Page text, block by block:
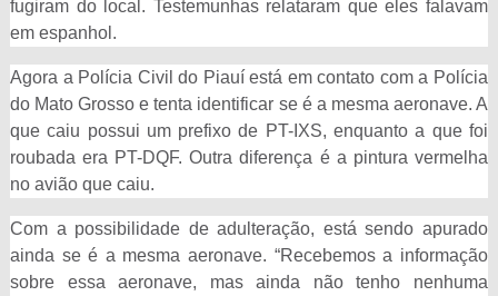
fugiram do local. Testemunhas relataram que eles falavam
em espanhol.
Agora a Polícia Civil do Piauí está em contato com a Polícia
do Mato Grosso e tenta identificar se é a mesma aeronave. A
que caiu possui um prefixo de PT-IXS, enquanto a que foi
roubada era PT-DQF. Outra diferença é a pintura vermelha
no avião que caiu.
Com a possibilidade de adulteração, está sendo apurado
ainda se é a mesma aeronave. “Recebemos a informação
sobre essa aeronave, mas ainda não tenho nenhuma